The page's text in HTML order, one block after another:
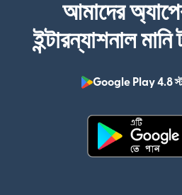
আমাদের
ইন্টারন্যাশনাল
Google Play 4.8